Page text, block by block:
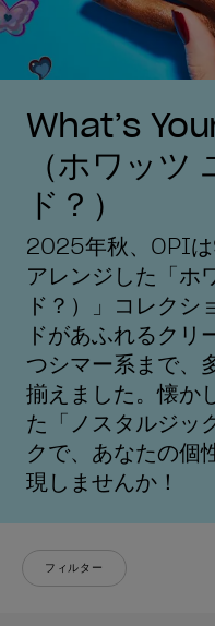
What’s
（ホワッツ
ド？）
2025年秋、OPI
アレンジした「ホ
ド？）」コレクシ
ドがあふれるクリ
つシマー系まで、
揃えました。懐か
た「ノスタルジッ
クで、あなたの個
現しませんか！
フィルター